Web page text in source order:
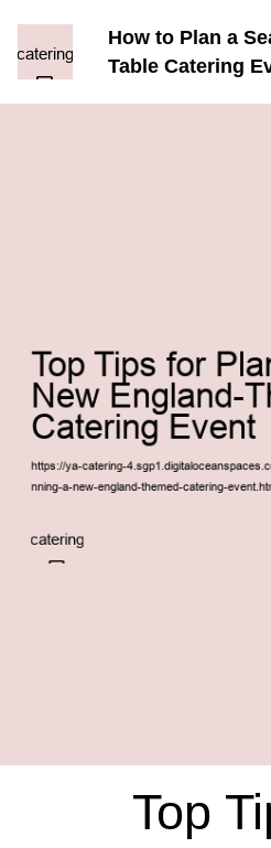
How to Plan a
Table Catering
Top